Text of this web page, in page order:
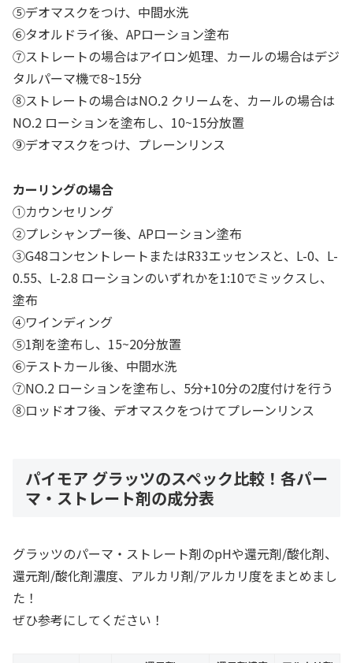
⑤デオマスクをつけ、中間水洗
⑥タオルドライ後、APローション塗布
⑦ストレートの場合はアイロン処理、カールの場合はデジ
タルパーマ機で8~15分
⑧ストレートの場合はNO.2 クリームを、カールの場合は
NO.2 ローションを塗布し、10~15分放置
⑨デオマスクをつけ、プレーンリンス
カーリングの場合
①カウンセリング
②プレシャンプー後、APローション塗布
③G48コンセントレートまたはR33エッセンスと、L-0、L-
0.55、L-2.8 ローションのいずれかを1:10でミックスし、
塗布
④ワインディング
⑤1剤を塗布し、15~20分放置
⑥テストカール後、中間水洗
⑦NO.2 ローションを塗布し、5分+10分の2度付けを行う
⑧ロッドオフ後、デオマスクをつけてプレーンリンス
パイモア グラッツのスペック比較！各パー
マ・ストレート剤の成分表
グラッツのパーマ・ストレート剤のpHや還元剤/酸化剤、
還元剤/酸化剤濃度、アルカリ剤/アルカリ度をまとめまし
た！
ぜひ参考にしてください！